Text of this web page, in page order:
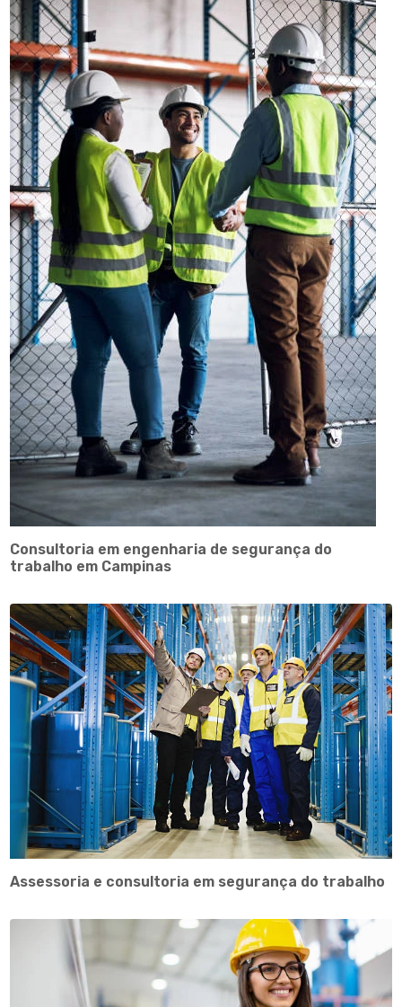
Consultoria em engenharia de segurança do
trabalho em Campinas
Assessoria e consultoria em segurança do trabalho